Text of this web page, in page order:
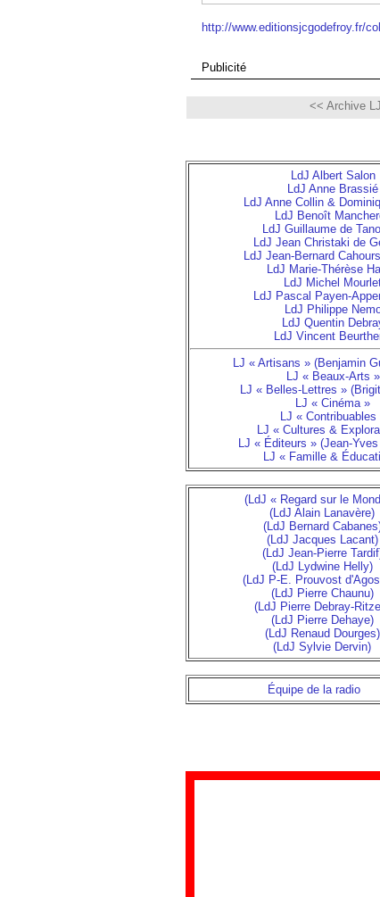
http://www.editionsjcgodefroy.fr/
Publicité
<< Archive
LdJ Albert Salon
LdJ Anne Brassié
LdJ Anne Collin &
LdJ Benoît
LdJ Guillaume de
LdJ Jean Christaki de
LdJ Jean-Bernard
LdJ Marie-Thérèse
LdJ Michel
LdJ Pascal Payen-
LdJ Philippe
LdJ Quentin
LdJ Vincent
LJ « Artisans » (Benjamin
LJ « Beaux-Arts »
LJ « Belles-Lettres »
LJ « Cinéma »
LJ « Contribuables
LJ « Cultures &
LJ « Éditeurs » (Jean-
LJ « Famille &
(LdJ « Regard sur le
(LdJ Alain Lanavère)
(LdJ Bernard
(LdJ Jacques Lacant)
(LdJ Jean-Pierre
(LdJ Lydwine Helly)
(LdJ P-E. Prouvost
(LdJ Pierre Chaunu)
(LdJ Pierre Debray-
(LdJ Pierre Dehaye)
(LdJ Renaud Dourges)
(LdJ Sylvie Dervin)
Équipe de la radio